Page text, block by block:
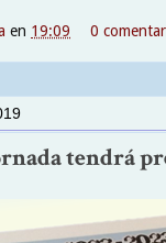
en 19:09 0
tendrá